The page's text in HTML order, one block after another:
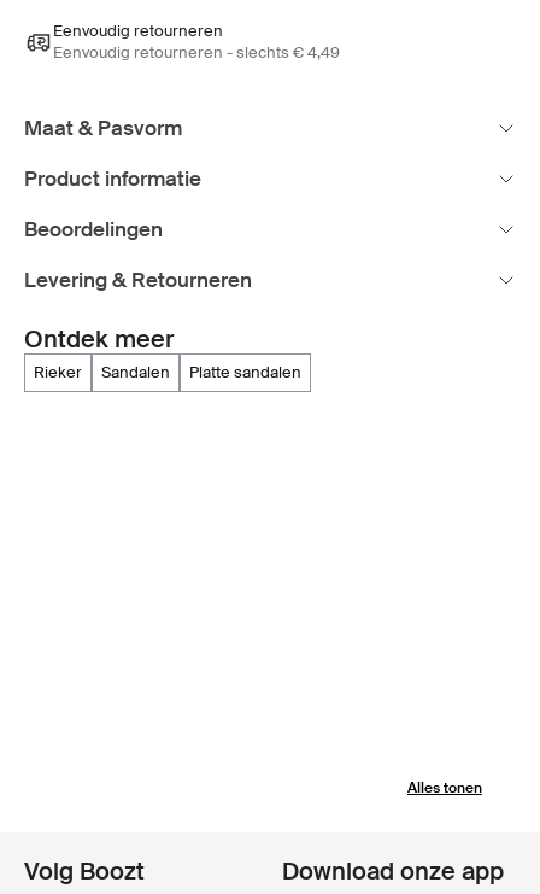
Eenvoudig retourneren
Eenvoudig retourneren - slechts € 4,49
Maat & Pasvorm
Product informatie
Beoordelingen
Levering & Retourneren
Ontdek meer
rieker sandalen platte sandalen
Alles tonen
Volg Boozt Download onze app